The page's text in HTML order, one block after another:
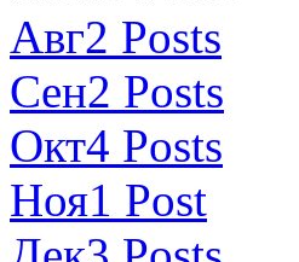
Авг2 Posts
Сен2 Posts
Окт4 Posts
Ноя1 Post